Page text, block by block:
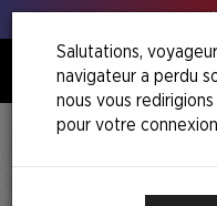
Accueil The Sonic
Salutations,
navigateur a perdu
nous vous
pour votre